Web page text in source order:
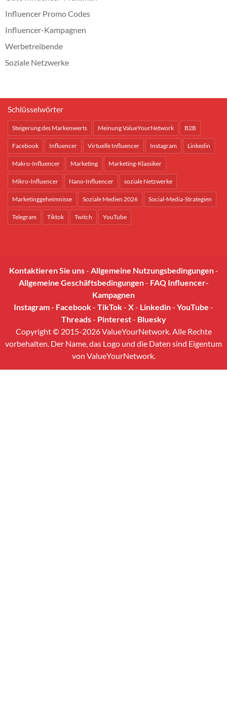
Influencer Promo Codes
Influencer-Kampagnen
Werbetreibende
Soziale Netzwerke
Schlüsselwörter
Steigerung des Markenwerts Meinung ValueYourNetwork B2B
Facebook Influencer Virtuelle Influencer Instagram Linkedin
Makro-Influencer Marketing Marketing-Klassiker
Mikro-Influencer Nano-Influencer soziale Netzwerke
Marketinggeheimnisse Soziale Medien 2026 Social-Media-Strategien
Telegram Tiktok Twitch YouTube
Kontaktieren Sie uns- Allgemeine Nutzungsbedingungen-
Allgemeine Geschäftsbedingungen- FAQ Influencer-
Kampagnen
Instagram- Facebook- TikTok- X- Linkedin- YouTube -
Threads- Pinterest- Bluesky
Copyright © 2015-2026 ValueYourNetwork. Alle Rechte
vorbehalten. Der Name, das Logo und die Daten sind Eigentum
von ValueYourNetwork.